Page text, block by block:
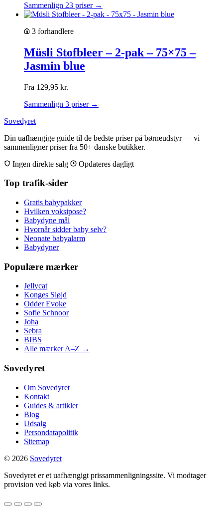
Sammenlign 23 priser →
3 forhandlere
Müsli Stofbleer – 2-pak – 75×75 –
Jasmin blue
Fra 129,95 kr.
Sammenlign 3 priser →
Sovedyret
Din uafhængige guide til de bedste priser på børneudstyr — vi
sammenligner priser fra 50+ danske butikker.
Ingen direkte salg
Opdateres dagligt
Top trafik-sider
Gratis babypakker
Hvilken voksipose?
Babydyne mål
Hvornår sidder baby selv?
Neonate babyalarm
Babydyner
Populære mærker
Jellycat
Konges Sløjd
Odder Evoke
Sofie Schnoor
Joha
Sebra
BIBS
Alle mærker A–Z →
Sovedyret
Om Sovedyret
Kontakt
Guides & artikler
Blog
Udsalg
Persondatapolitik
Sitemap
© 2026 Sovedyret
Sovedyret er et uafhængigt prissammenligningssite. Vi modtager
provision ved køb via vores links.